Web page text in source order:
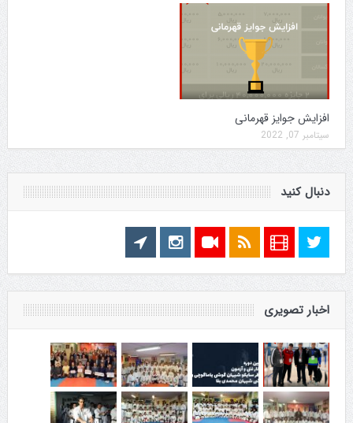
افزایش جوایز قهرمانی
سپتامبر 07, 2022
دنبال کنید
اخبار تصویری